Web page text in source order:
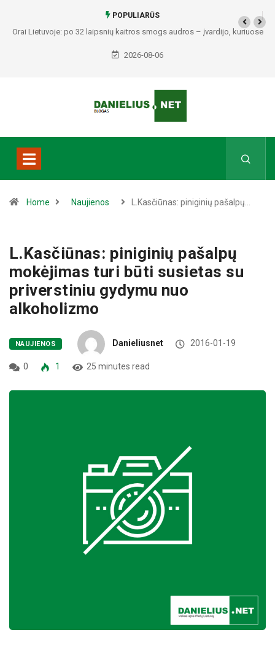
POPULIARŪS
smogs audros – įvardijo, kuriuose
Kai sportas suvienija: Žagariuose –
2026-08-06
Home Naujienos L.Kasčiūnas: piniginių pašalpų…
L.Kasčiūnas: piniginių pašalpų
mokėjimas turi būti susietas su
priverstiniu gydymu nuo
alkoholizmo
NAUJIENOS Danieliusnet 2016-01-19
0 1 25 minutes read